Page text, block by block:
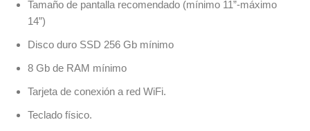
Tamaño de pantalla recomendado (mínimo 11”-máximo
14”)
Disco duro SSD 256 Gb mínimo
8 Gb de RAM mínimo
Tarjeta de conexión a red WiFi.
Teclado físico.